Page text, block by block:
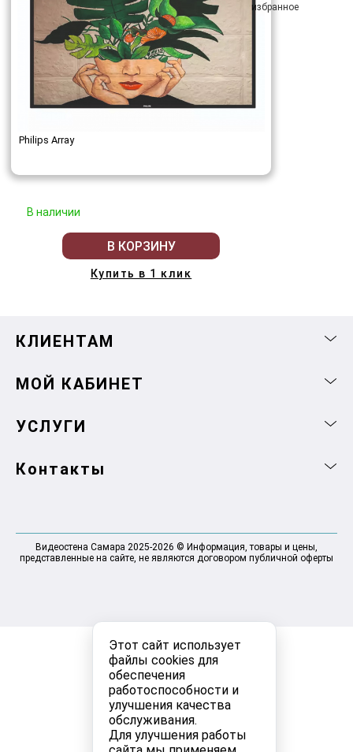
Этот сайт использует
файлы cookies для
обеспечения
работоспособности и
улучшения качества
обслуживания.
Для улучшения работы
Philips Array
В наличии
В КОРЗИНУ
Купить в 1 клик
КЛИЕНТАМ
МОЙ КАБИНЕТ
УСЛУГИ
Контакты
Видеостена Самара 2025-2026 © Информация, товары и цены,
представленные на сайте, не являются договором публичной оферты